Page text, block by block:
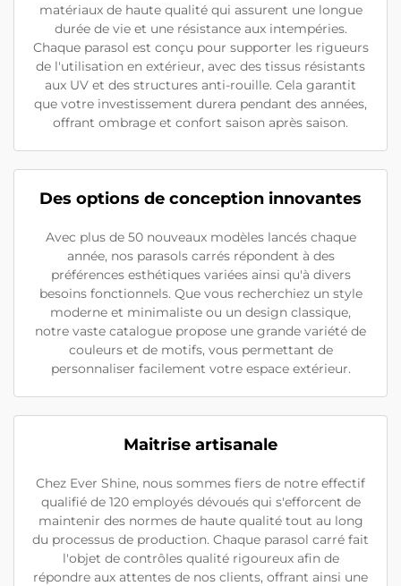
matériaux de haute qualité qui assurent une longue
durée de vie et une résistance aux intempéries.
Chaque parasol est conçu pour supporter les rigueurs
de l'utilisation en extérieur, avec des tissus résistants
aux UV et des structures anti-rouille. Cela garantit
que votre investissement durera pendant des années,
offrant ombrage et confort saison après saison.
Des options de conception innovantes
Avec plus de 50 nouveaux modèles lancés chaque
année, nos parasols carrés répondent à des
préférences esthétiques variées ainsi qu'à divers
besoins fonctionnels. Que vous recherchiez un style
moderne et minimaliste ou un design classique,
notre vaste catalogue propose une grande variété de
couleurs et de motifs, vous permettant de
personnaliser facilement votre espace extérieur.
Maitrise artisanale
Chez Ever Shine, nous sommes fiers de notre effectif
qualifié de 120 employés dévoués qui s'efforcent de
maintenir des normes de haute qualité tout au long
du processus de production. Chaque parasol carré fait
l'objet de contrôles qualité rigoureux afin de
répondre aux attentes de nos clients, offrant ainsi une